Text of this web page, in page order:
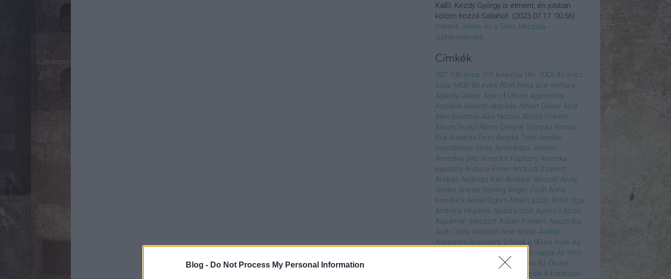
Blog - Do Not Process My Personal Information
KalEl: Kézdy György is elment, én jobban
kötöm hozzá Sallahot. (2023.07.17. 00:56)
Indiana Jones és a Sors tárcsája -
Szinkronkritika
Címkék
007 100 éves 101 kiskutya 18+ 2005 40 éves
szűz 4400 80 éves Ábel Anita ace ventura
Agárdy Gábor Age of Ultron agymenok
Airplane Aladdin alapítás Albert Gábor Álca
Alex Borstein Alex Norton Alföldi Róbert
Alison Sudol Állami Déryné Színház Almási
Éva Amanda Peet Amelia Tyler Amélie
csodálatos élete Amerikába Jöttem
Amerikai pite Amerika Kapitány Amerika
kapitány Andorai Péter Andrádi Zsanett
András Andresz Kati Andrew Wincott Andy
Serkis Anette Bening Anger Zsolt Anna
Kendrick Ansel Elgort Antal László Antal Olga
Anthony Hopkins Apádra ütök Aprics László
Aquaman átkozott Austin Powers Ausztrália
Auth Csilla Autobot Avar István Avatar
Avengers Avengers 2 Azok a 90-es évek Az
Az eljövendő múlt napjai Az első
Az igazság hajnala Az Őrület
Az Utolsó Jedik A bárányok